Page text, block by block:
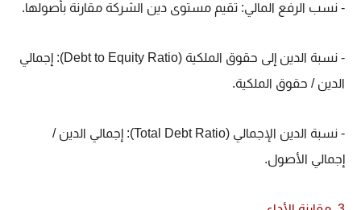
- نسب الرفع المالي: تقيم مستوى دين الشركة مقارنة بأصولها.
- نسبة الدين إلى حقوق الملكية (Debt to Equity Ratio): إجمالي
الدين / حقوق الملكية.
- نسبة الدين الإجمالي (Total Debt Ratio): إجمالي الدين /
إجمالي الأصول.